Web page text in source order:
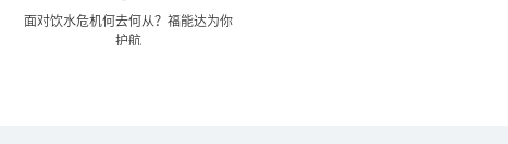
面对饮水危机何去何从？福能达为你
护航